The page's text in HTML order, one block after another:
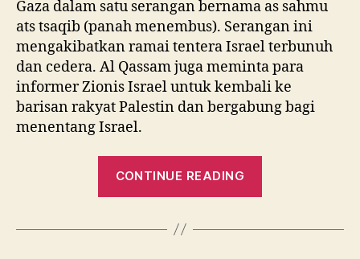
Perisik
Israel
Gaza dalam satu serangan bernama as sahmu
ats tsaqib (panah menembus). Serangan ini
mengakibatkan ramai tentera Israel terbunuh
dan cedera. Al Qassam juga meminta para
informer Zionis Israel untuk kembali ke
barisan rakyat Palestin dan bergabung bagi
menentang Israel.
CONTINUE READING
Letupan